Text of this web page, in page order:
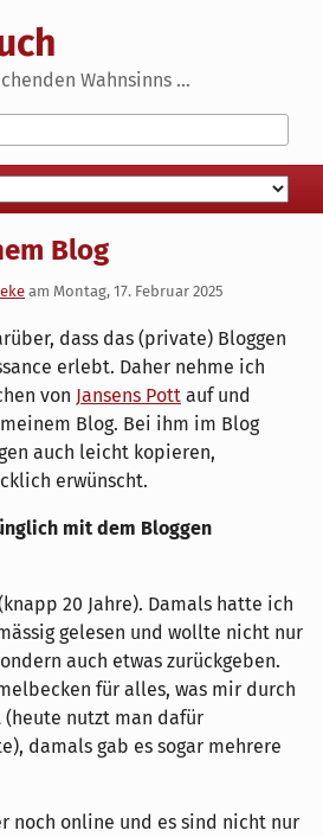
Wahnsinns ...
Blog
am Montag, 17. Februar 2025
dass das (private) Bloggen
erlebt. Daher nehme ich
von Jansens Pott auf und
Blog. Bei ihm im Blog
auch leicht kopieren,
erwünscht.
mit dem Bloggen
20 Jahre). Damals hatte ich
gelesen und wollte nicht nur
auch etwas zurückgeben.
für alles, was mir durch
(heute nutzt man dafür
damals gab es sogar mehrere
noch online und es sind nicht nur